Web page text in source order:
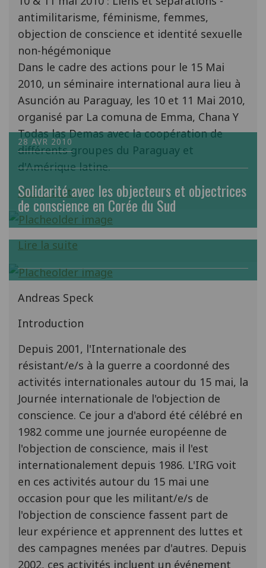
antimilitarisme, féminisme, femmes,
objection de conscience et identité sexuelle
non-hégémonique
Dans le cadre des actions pour le 15 Mai
2010, un séminaire international aura lieu à
Asunción au Paraguay, les 10 et 11 Mai 2010,
organisé par La comuna de Emma, Chana Y
Todas las Demas avec la coopération de
différents groupes du Paraguay et
d'Amérique latine.
Lire la suite
28 AVR 2010
Solidarité avec les objecteurs et objectrices
de conscience en Corée du Sud
Lire la suite
Andreas Speck
Introduction
Depuis 2001, l'Internationale des
résistant/e/s à la guerre a coordonné des
activités internationales autour du 15 mai, la
Journée internationale de l'objection de
conscience. Ce jour a d'abord été célébré en
1982 comme une journée européenne de
l'objection de conscience, mais il l'est
internationalement depuis 1986. L'IRG voit
en ces activités autour du 15 mai une
occasion pour que les militant/e/s de
l'objection de conscience fassent part de
leur expérience et apprennent des luttes et
des campagnes menées par d'autres. Depuis
2002, ces activités incluent un événement